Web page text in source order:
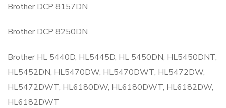
Brother DCP 8157DN
Brother DCP 8250DN
Brother HL 5440D, HL5445D, HL 5450DN, HL5450DNT,
HL5452DN, HL5470DW, HL5470DWT, HL5472DW,
HL5472DWT, HL6180DW, HL6180DWT, HL6182DW,
HL6182DWT